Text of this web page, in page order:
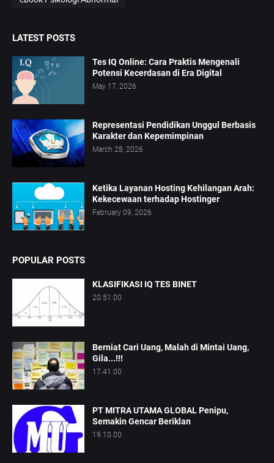
LATEST POSTS
Tes IQ Online: Cara Praktis Mengenali
Potensi Kecerdasan di Era Digital
May 17, 2026
Representasi Pendidikan Unggul Berbasis
Karakter dan Kepemimpinan
March 28, 2026
Ketika Layanan Hosting Kehilangan Arah:
Kekecewaan terhadap Hostinger
February 09, 2026
POPULAR POSTS
KLASIFIKASI IQ TES BINET
20.51.00
Berniat Cari Uang, Malah di Mintai Uang,
Gila...!!!
17.41.00
PT MITRA UTAMA GLOBAL Penipu,
Semakin Gencar Beriklan
19.10.00